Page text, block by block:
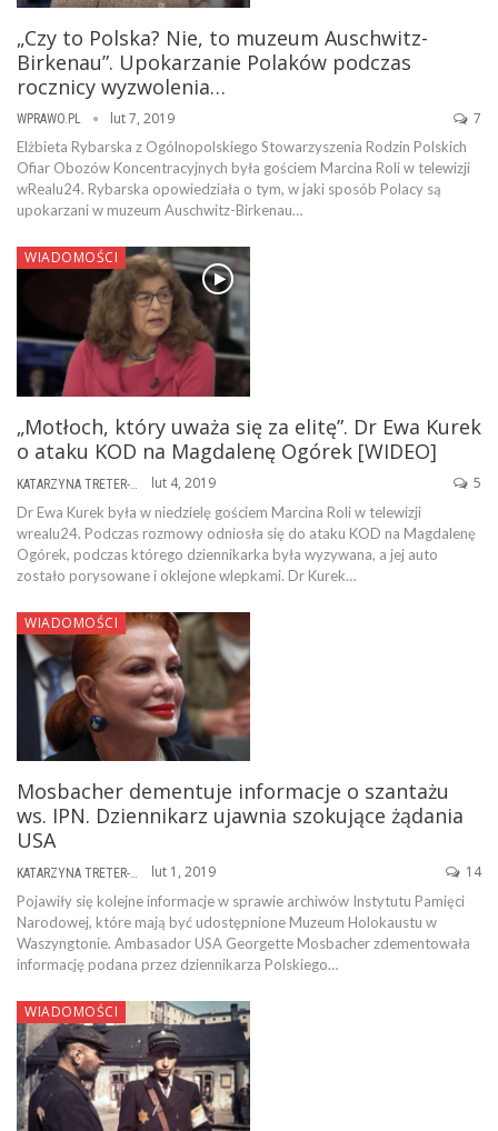
„Czy to Polska? Nie, to muzeum Auschwitz-
Birkenau”. Upokarzanie Polaków podczas
rocznicy wyzwolenia…
WPRAWO.PL lut 7, 2019 7
Elżbieta Rybarska z Ogólnopolskiego Stowarzyszenia Rodzin Polskich
Ofiar Obozów Koncentracyjnych była gościem Marcina Roli w telewizji
wRealu24. Rybarska opowiedziała o tym, w jaki sposób Polacy są
upokarzani w muzeum Auschwitz-Birkenau…
WIADOMOŚCI
„Motłoch, który uważa się za elitę”. Dr Ewa Kurek
o ataku KOD na Magdalenę Ogórek [WIDEO]
lut 4, 2019 5
Dr Ewa Kurek była w niedzielę gościem Marcina Roli w telewizji
wrealu24. Podczas rozmowy odniosła się do ataku KOD na Magdalenę
Ogórek, podczas którego dziennikarka była wyzywana, a jej auto
zostało porysowane i oklejone wlepkami. Dr Kurek…
WIADOMOŚCI
Mosbacher dementuje informacje o szantażu
ws. IPN. Dziennikarz ujawnia szokujące żądania
USA
lut 1, 2019 14
Pojawiły się kolejne informacje w sprawie archiwów Instytutu Pamięci
Narodowej, które mają być udostępnione Muzeum Holokaustu w
Waszyngtonie. Ambasador USA Georgette Mosbacher zdementowała
informację podana przez dziennikarza Polskiego…
WIADOMOŚCI